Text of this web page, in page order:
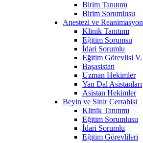
Birim Tanıtımı
Birim Sorumlusu
Anestezi ve Reanimasyon
Klinik Tanıtımı
Eğitim Sorumsu
İdari Sorumlu
Eğitim Görevlisi V.
Başasistan
Uzman Hekimler
Yan Dal Asistanları
Asistan Hekimler
Beyin ve Sinir Cerrahisi
Klinik Tanıtımı
Eğitim Sorumlusu
İdari Sorumlu
Eğitim Görevlileri